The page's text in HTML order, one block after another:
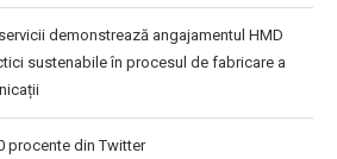
demonstrează angajamentul HMD
sustenabile în procesul de fabricare a
procente din Twitter